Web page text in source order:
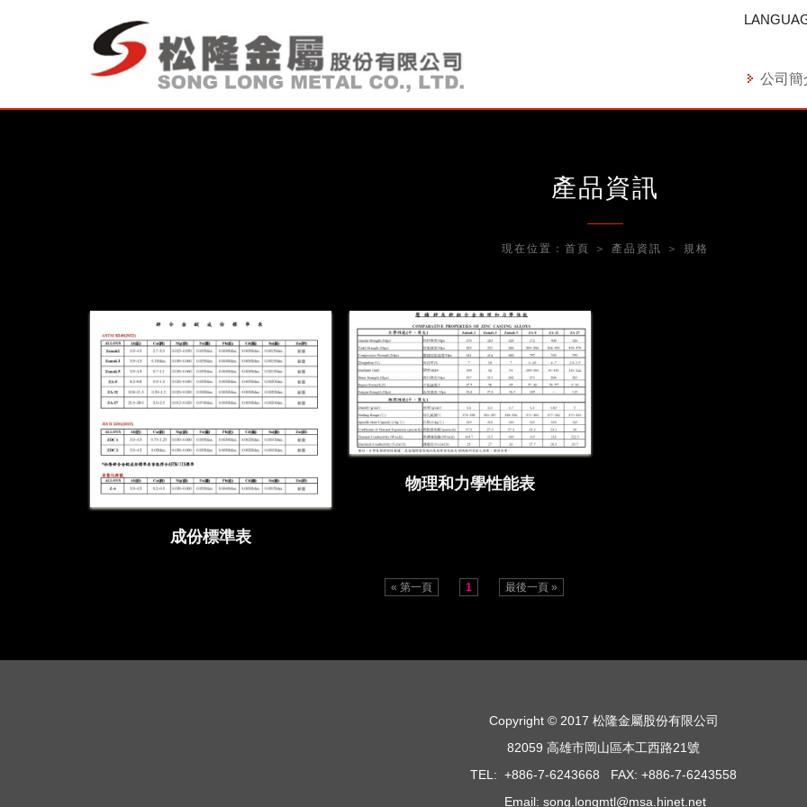
公司簡
產品資訊
現在位置： 首頁 ＞ 產品資訊 ＞ 規格
成份標準表
物理和力學性能表
« 第一頁 1 最後一頁 »
Copyright © 2017 松隆金屬股份有限公司
82059 高雄市岡山區本工西路21號
TEL: +886-7-6243668 FAX: +886-7-6243558
Email: song.longmtl@msa.hinet.net